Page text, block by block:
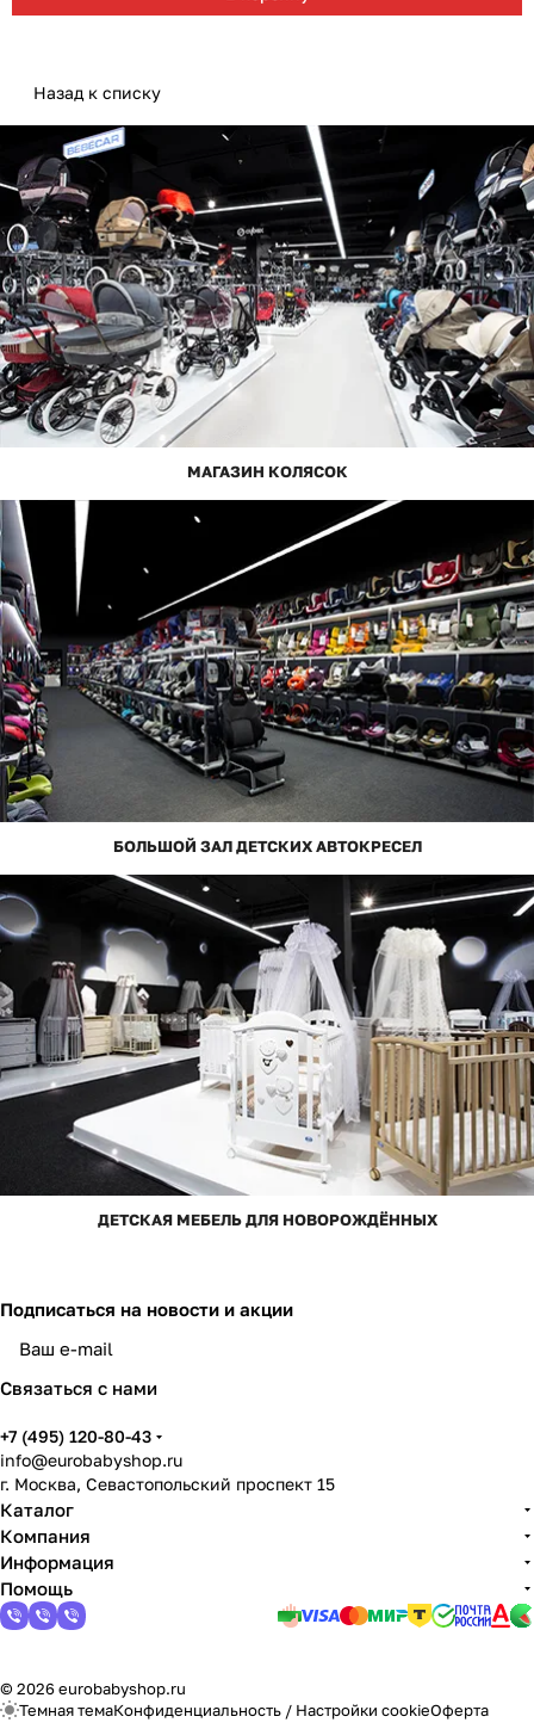
Назад к списку
МАГАЗИН КОЛЯСОК
БОЛЬШОЙ ЗАЛ ДЕТСКИХ АВТОКРЕСЕЛ
ДЕТСКАЯ МЕБЕЛЬ ДЛЯ НОВОРОЖДЁННЫХ
Подписаться на новости и акции
Связаться с нами
+7 (495) 120-80-43
info@eurobabyshop.ru
г. Москва, Севастопольский проспект 15
Каталог
Компания
Информация
Помощь
© 2026 eurobabyshop.ru
Темная темаКонфиденциальность / Настройки cookieОферта